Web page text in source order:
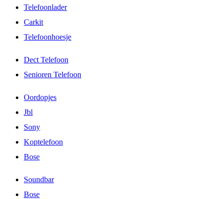
Telefoonlader
Carkit
Telefoonhoesje
Dect Telefoon
Senioren Telefoon
Oordopjes
Jbl
Sony
Koptelefoon
Bose
Soundbar
Bose